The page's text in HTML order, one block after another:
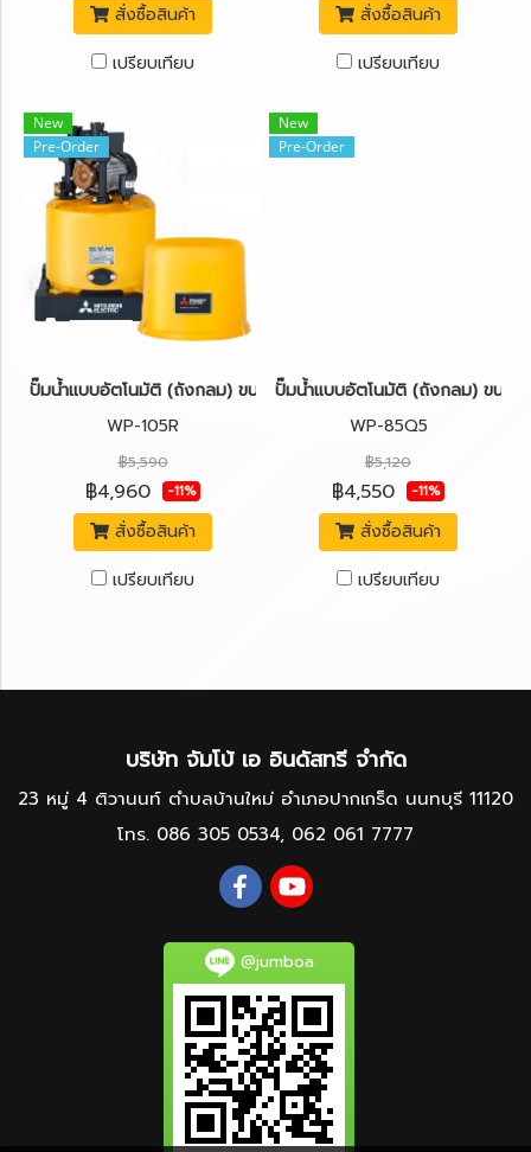
สั่งซื้อสินค้า
เปรียบเทียบ
สั่งซื้อสินค้า
เปรียบเทียบ
New
Pre-Order
ปั๊มน้ำแบบอัตโนมัติ (ถังกลม) ขนาด 100 วัตต์ MITSUBISHI WP-105R
WP-105R
฿5,590
฿4,960 -11%
สั่งซื้อสินค้า
เปรียบเทียบ
New
Pre-Order
ปั๊มน้ำแบบอัตโนมัติ (ถังกลม) ขนาด
WP-85Q5
฿5,120
฿4,550 -11%
สั่งซื้อสินค้า
เปรียบเทียบ
บริษัท จัมโบ้ เอ อินดัสทรี จำกัด
23 หมู่ 4 ติวานนท์ ตำบลบ้านใหม่ อำเภอปากเกร็ด นนทบุรี 11120
โทร. 086 305 0534, 062 061 7777
@jumboa